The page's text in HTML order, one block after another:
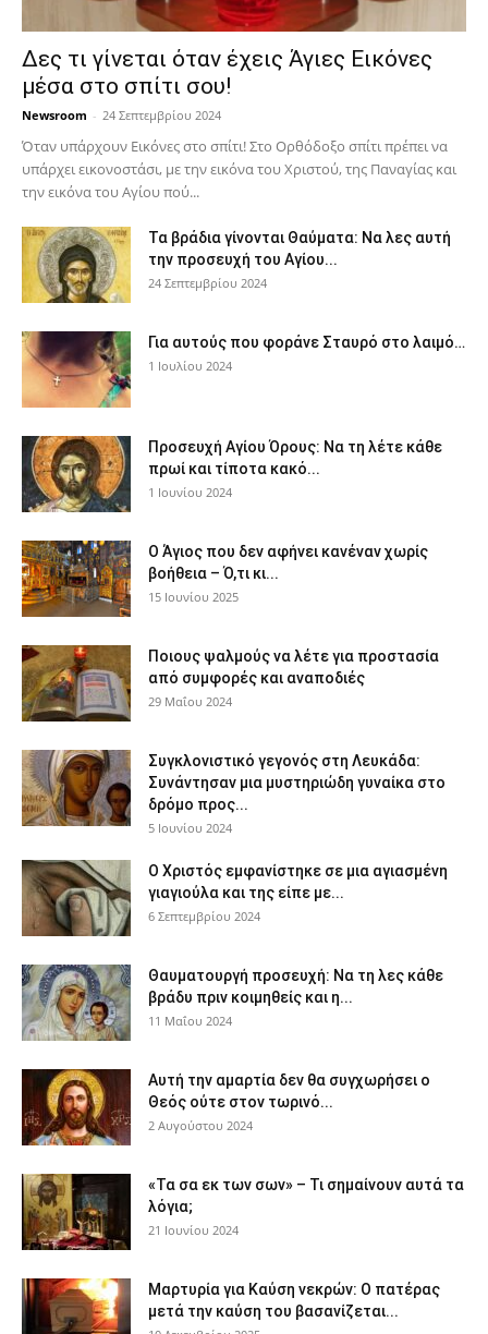
Δες τι γίνεται όταν έχεις Άγιες Εικόνες
μέσα στο σπίτι σου!
Newsroom - 24 Σεπτεμβρίου 2024
Όταν υπάρχουν Εικόνες στο σπίτι! Στο Ορθόδοξο σπίτι πρέπει να
υπάρχει εικονοστάσι, με την εικόνα του Χριστού, της Παν­αγίας και
την εικόνα του Αγίου πού...
Τα βράδια γίνονται Θαύματα: Να λες αυτή
την προσευχή του Αγίου...
24 Σεπτεμβρίου 2024
Για αυτούς που φοράνε Σταυρό στο λαιμό…
1 Ιουλίου 2024
Προσευχή Αγίου Όρους: Να τη λέτε κάθε
πρωί και τίποτα κακό...
1 Ιουνίου 2024
Ο Άγιος που δεν αφήνει κανέναν χωρίς
βοήθεια – Ό,τι κι...
15 Ιουνίου 2025
Ποιους ψαλμούς να λέτε για προστασία
από συμφορές και αναποδιές
29 Μαΐου 2024
Συγκλονιστικό γεγονός στη Λευκάδα:
Συνάντησαν μια μυστηριώδη γυναίκα στο
δρόμο προς...
5 Ιουνίου 2024
Ο Χριστός εμφανίστηκε σε μια αγιασμένη
γιαγιούλα και της είπε με...
6 Σεπτεμβρίου 2024
Θαυματουργή προσευχή: Να τη λες κάθε
βράδυ πριν κοιμηθείς και η...
11 Μαΐου 2024
Αυτή την αμαρτία δεν θα συγχωρήσει ο
Θεός ούτε στον τωρινό...
2 Αυγούστου 2024
«Τα σα εκ των σων» – Τι σημαίνουν αυτά τα
λόγια;
21 Ιουνίου 2024
Μαρτυρία για Καύση νεκρών: Ο πατέρας
μετά την καύση του βασανίζεται...